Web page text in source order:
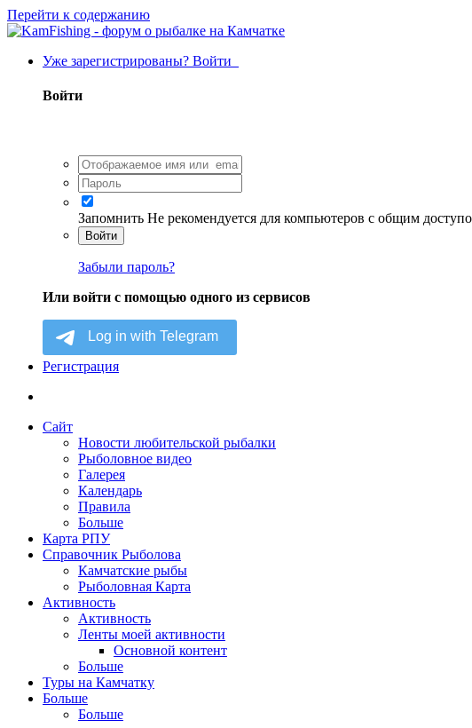
Перейти к содержанию
Уже зарегистрированы? Войти
Войти
Запомнить Не рекомендуется для компьютеров с общим
Войти
Забыли пароль?
Или войти с помощью одного из сервисов
Регистрация
Сайт
Новости любительской рыбалки
Рыболовное видео
Галерея
Календарь
Правила
Больше
Карта РПУ
Справочник Рыболова
Камчатские рыбы
Рыболовная Карта
Активность
Активность
Ленты моей активности
Основной контент
Больше
Туры на Камчатку
Больше
Больше